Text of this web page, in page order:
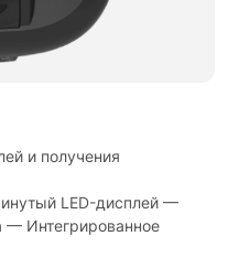
и получения
LED-дисплей —
— Интегрированное